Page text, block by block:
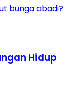
bunga abadi?
Hidup